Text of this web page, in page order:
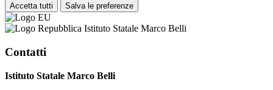
Accetta tutti Salva le preferenze
Istituto Statale Marco Belli
Contatti
Istituto Statale Marco Belli